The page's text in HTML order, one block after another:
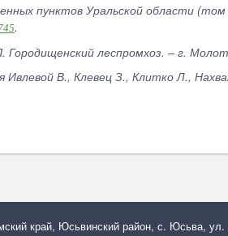
пунктов Уральской области
.
Городищенский леспромхоз. – г.
Ивлевой В., Клевец З., Клитко Л.,
край, Юсьвинский район, с. Юсьва, ул.